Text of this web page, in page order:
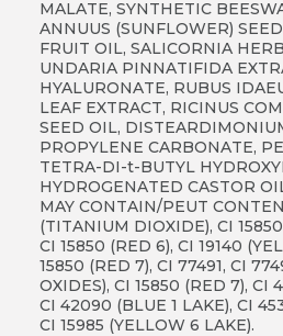
MALATE, SYNTHETIC
ANNUUS (SUNFLOWER)
FRUIT OIL, SALICORNIA
UNDARIA PINNATIFIDA
HYALURONATE, RUBUS
LEAF EXTRACT, RICINUS
SEED OIL,
PROPYLENE CARBONATE,
TETRA-DI-t-BUTYL
HYDROGENATED CASTOR
MAY CONTAIN/PEUT
(TITANIUM DIOXIDE), CI
CI 15850 (RED 6), CI 19140
15850 (RED 7), CI 77491, CI
OXIDES), CI 15850 (RED 7), CI
CI 42090 (BLUE 1 LAKE), CI
CI 15985 (YELLOW 6 LAKE).